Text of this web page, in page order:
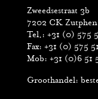
Zweedsestraat 3b
7202 CK Zutphen
Tel.: +31 (0) 575
Fax: +31 (0) 575
Mob: +31 (0)6 51
Groothandel: